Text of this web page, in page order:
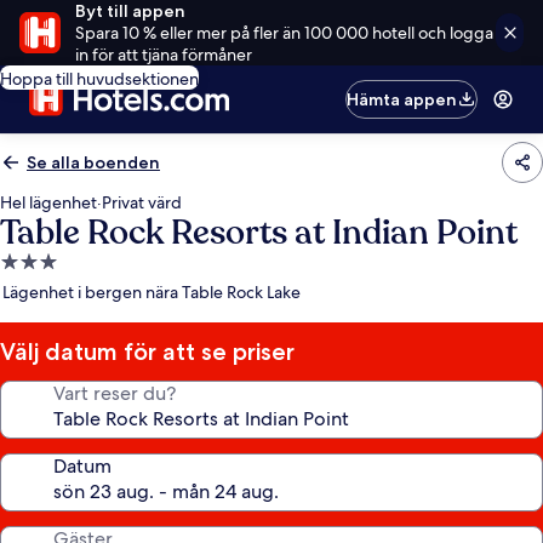
Byt till appen
Spara 10 % eller mer på fler än 100 000 hotell och logga
in för att tjäna förmåner
Hoppa till huvudsektionen
Hämta appen
Se alla boenden
Hel lägenhet·Privat värd
Table Rock Resorts at Indian Point
3.0-
stjärnigt
Lägenhet i bergen nära Table Rock Lake
Välj datum för att se priser
Vart reser du?
Datum